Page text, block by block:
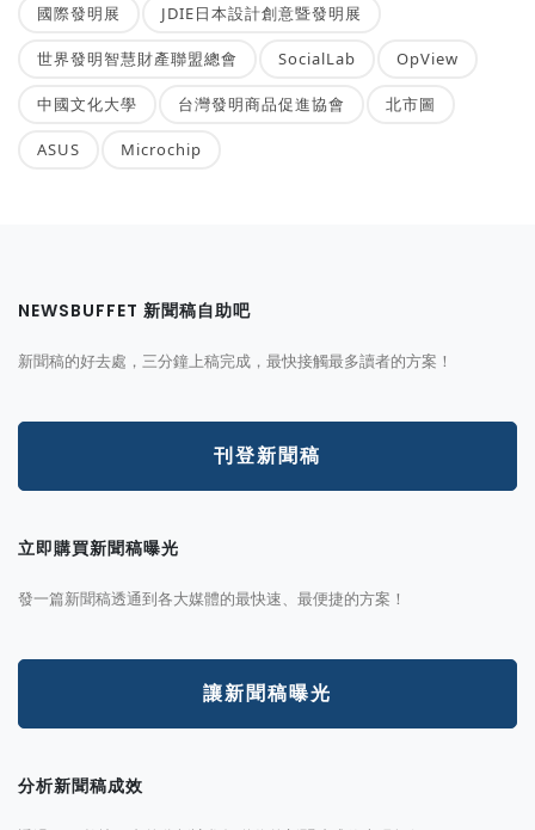
國際發明展 JDIE日本設計創意暨發明展
世界發明智慧財產聯盟總會 SocialLab OpView
中國文化大學 台灣發明商品促進協會 北市圖
ASUS Microchip
NEWSBUFFET 新聞稿自助吧
新聞稿的好去處，三分鐘上稿完成，最快接觸最多讀者的方案！
刊登新聞稿
立即購買新聞稿曝光
發一篇新聞稿透通到各大媒體的最快速、最便捷的方案！
讓新聞稿曝光
分析新聞稿成效